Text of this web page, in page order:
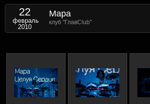
22
февраль
2010
Мара
клуб "ГлавClub"